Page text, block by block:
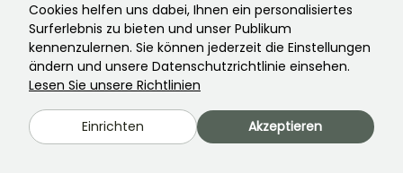
Cookies helfen uns dabei, Ihnen ein personalisiertes
Surferlebnis zu bieten und unser Publikum
kennenzulernen. Sie können jederzeit die Einstellungen
ändern und unsere Datenschutzrichtlinie einsehen.
Lesen Sie unsere Richtlinien
Einrichten Akzeptieren
Haben Sie nicht gefunden, was Sie gesucht
haben?